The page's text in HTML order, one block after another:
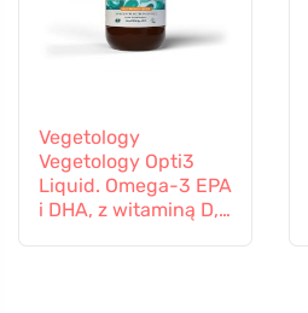
Vegetology
Vegetology Opti3
Liquid. Omega-3 EPA
i DHA, z witaminą D,